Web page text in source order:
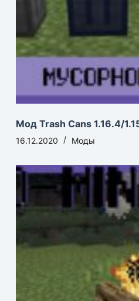
Мод Trash Cans 1.16.4/
16.12.2020 Моды